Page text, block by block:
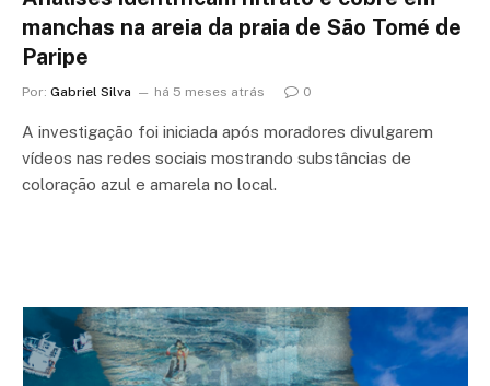
manchas na areia da praia de São Tomé de
Paripe
Por: Gabriel Silva há 5 meses atrás 0
A investigação foi iniciada após moradores divulgarem
vídeos nas redes sociais mostrando substâncias de
coloração azul e amarela no local.